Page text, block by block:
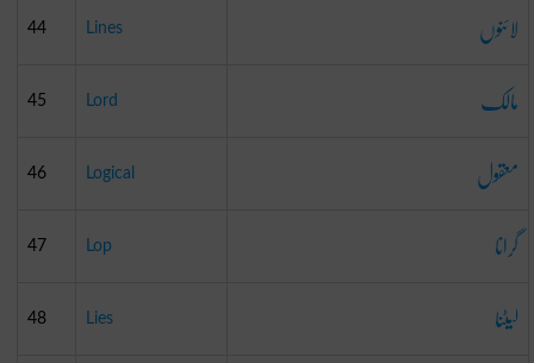
44 Lines لائنوں
45 Lord مالک
46 Logical معقول
47 Lop گرانا
48 Lies لیٹنا